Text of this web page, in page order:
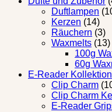
Duftlampen
Kerzen (14)
Räuchern (3)
Waxmelts (13)
100g
60g
E-Reader Kollektion
Clip Charm
Clip Charm
E-Reader